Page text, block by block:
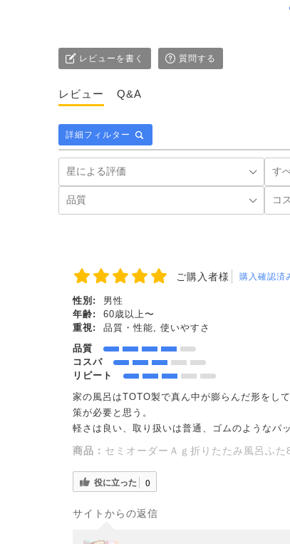
レビューを書く 質問する
レビュー Q&A
詳細フィルター
ご購入者様 購入確認済
性別:
男性
年齢:
60歳以上〜
重視:
品質・性能, 使いやすさ
品質
コスパ
リピート
家の風呂はTOTO製で真ん中が膨らんだ形をし
策が必要と思う。
軽さは良い、取り扱いは普通、ゴムのようなパ
商品： セミオーダーＡｇ折りたたみ風呂ふ
役に立った 0
サイトからの返信